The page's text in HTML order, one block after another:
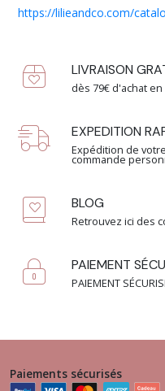
https://lilieandco.com/
LIVRAISON
dès 79€ d'achat
EXPEDITION
Expédition de
commande
BLOG
Retrouvez ici des
PAIEMENT
PAIEMENT
Paiements sécurisés